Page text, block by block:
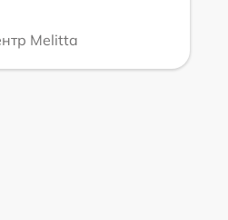
Melitta